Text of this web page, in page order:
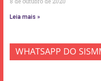
Leia mais »
WHATSAPP DO